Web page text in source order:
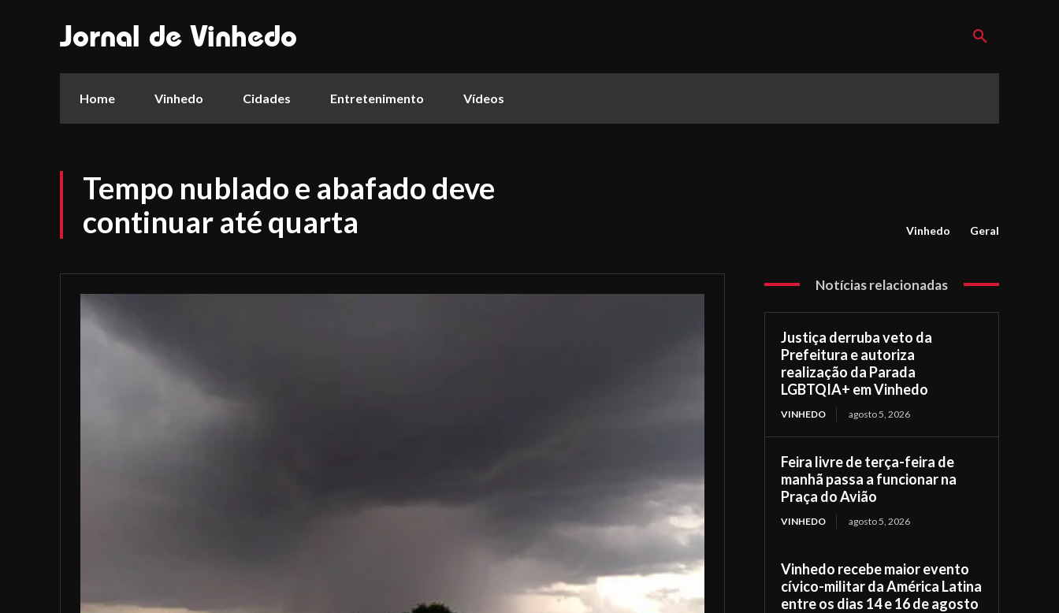
Jornal de Vinhedo
Home Vinhedo Cidades Entretenimento Vídeos
Tempo nublado e abafado deve
continuar até quarta
Vinhedo Geral
Notícias relacionadas
Justiça derruba veto da
Prefeitura e autoriza
realização da Parada
LGBTQIA+ em Vinhedo
VINHEDO agosto 5, 2026
Feira livre de terça-feira de
manhã passa a funcionar na
Praça do Avião
VINHEDO agosto 5, 2026
Vinhedo recebe maior evento
cívico-militar da América Latina
entre os dias 14 e 16 de agosto